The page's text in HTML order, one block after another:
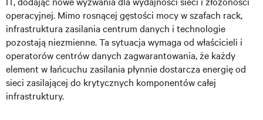
operacyjnej. Mimo rosnącej gęstości mocy w szafach rack,
infrastruktura zasilania centrum danych i technologie
pozostają niezmienne. Ta sytuacja wymaga od właścicieli i
operatorów centrów danych zagwarantowania, że każdy
element w łańcuchu zasilania płynnie dostarcza energię od
sieci zasilającej do krytycznych komponentów całej
infrastruktury.